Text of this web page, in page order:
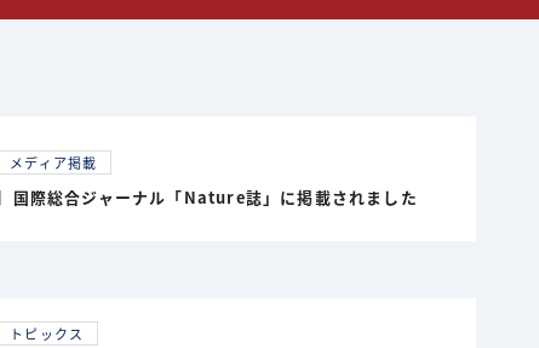
メディア掲載
国際総合ジャーナル「Nature誌」に掲載されました
トピックス